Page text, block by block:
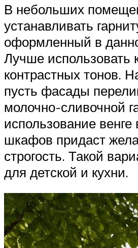
В небольших
устанавливать
оформленный в
Лучше использовать
контрастных тонов.
пусть фасады
молочно-сливочной
использование
шкафов придаст
строгость. Такой
для детской и кухни.